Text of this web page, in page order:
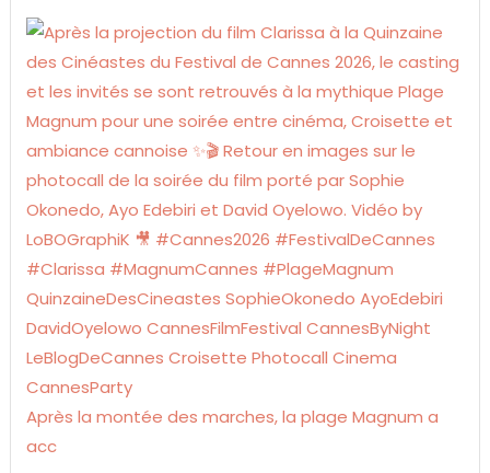
Après la montée des marches, la plage Magnum a
acc